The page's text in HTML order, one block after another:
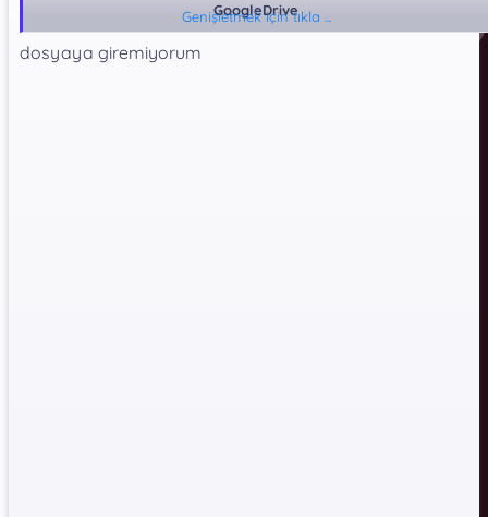
GoogleDrive
*** Gizli metin: alıntı yapılamaz. ***
Genişletmek için tıkla ...
dosyaya giremiyorum